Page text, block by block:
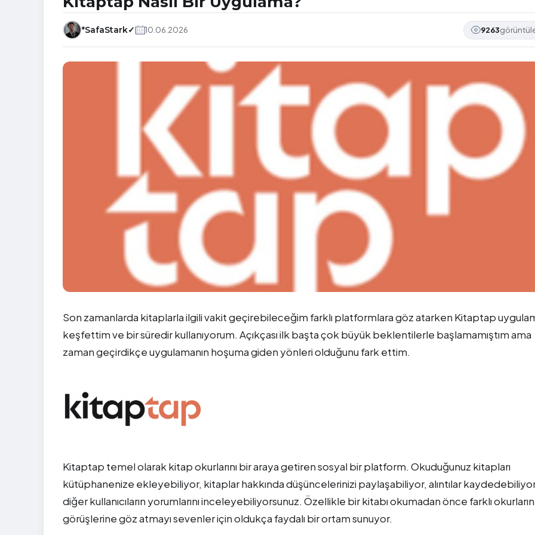
*SafaStark✓ 10.06.2026 9263
Son zamanlarda kitaplarla ilgili vakit geçirebileceğim farklı platformlara göz atarken Kitaptap
keşfettim ve bir süredir kullanıyorum. Açıkçası ilk başta çok büyük beklentilerle başlamamıştım ama
zaman geçirdikçe uygulamanın hoşuma giden yönleri olduğunu fark ettim.
Kitaptap temel olarak kitap okurlarını bir araya getiren sosyal bir platform. Okuduğunuz kitapları
kütüphanenize ekleyebiliyor, kitaplar hakkında düşüncelerinizi paylaşabiliyor, alıntılar
diğer kullanıcıların yorumlarını inceleyebiliyorsunuz. Özellikle bir kitabı okumadan önce farklı okurların
görüşlerine göz atmayı sevenler için oldukça faydalı bir ortam sunuyor.